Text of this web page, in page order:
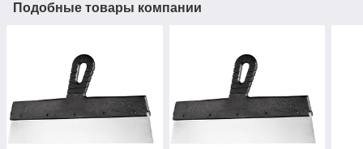
Подобные товары компании